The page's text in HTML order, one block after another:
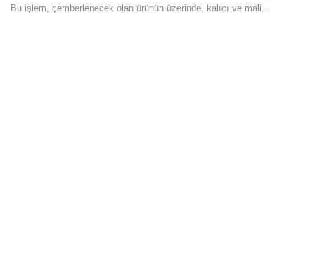
Bu işlem, çemberlenecek olan ürünün üzerinde, kalıcı ve mali...